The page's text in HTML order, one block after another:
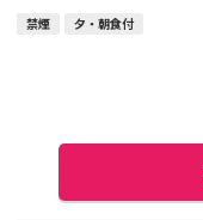
禁煙 夕・朝食付